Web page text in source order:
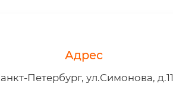
Адрес
Петербург, ул.Симонова, д.11